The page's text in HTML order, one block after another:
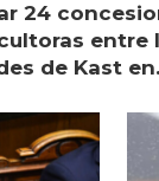
24
entre
de Kast en